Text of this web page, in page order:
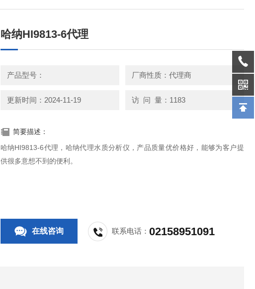
哈纳HI9813-6代理
产品型号： 厂商性质：代理商
更新时间：2024-11-19 访 问 量：1183
简要描述：
哈纳HI9813-6代理，哈纳代理水质分析仪，产品质量优价格好，能够为客户提
供很多意想不到的便利。
在线咨询 联系电话：02158951091